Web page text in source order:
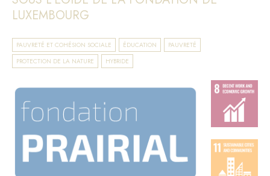
LUXEMBOURG
PAUVRETÉ ET COHÉSION SOCIALE ÉDUCATION
PAUVRETÉ
PROTECTION DE LA NATURE
HYBRIDE